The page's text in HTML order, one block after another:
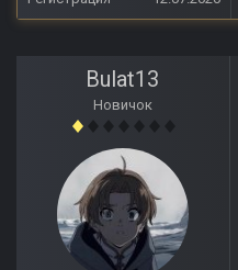
Bulat13
Новичок